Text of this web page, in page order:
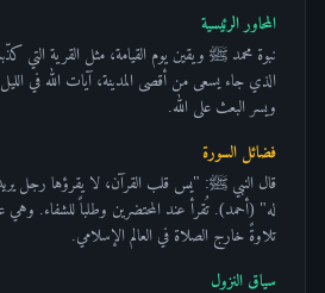
المحاور الرئيسية
نبوة محمد ﷺ ويقين يوم القيامة، مثل القرية التي
الذي جاء يسعى من أقصى المدينة، آيات الله في
ويسر البعث على الله.
فضائل السورة
قال النبي ﷺ: "يس قلب القرآن، لا يقرؤها رجل يريد
له" (أحمد). تُقرأ عند المحتضرين وطلباً للشفاء. وهي
تلاوةً خارج الصلاة في العالم الإسلامي.
سياق النزول